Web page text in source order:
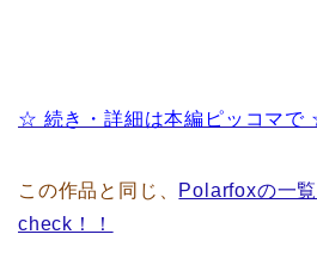
☆ 続き・詳細は本編ピッコマで
この作品と同じ、 Polarfoxの一
check！！